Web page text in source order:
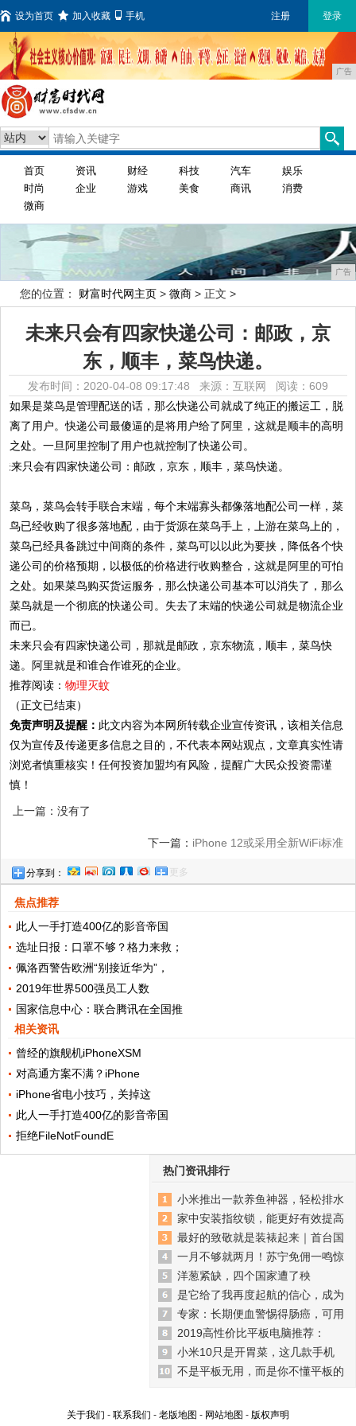
设为首页 加入收藏 手机 注册 登录
广告
首页 资讯 财经 科技 汽车
娱乐
时尚
企业 游戏 美食 商讯
消费
微商
广告
您的位置： 财富时代网主页 > 微商 > 正文 >
未来只会有四家快递公司：邮政，京
东，顺丰，菜鸟快递。
发布时间：2020-04-08 09:17:48 来源：互联网 阅读：609
如果是菜鸟是管理配送的话，那么快递公司就成了纯正的搬运工，脱
离了用户。快递公司最傻逼的是将用户给了阿里，这就是顺丰的高明
之处。一旦阿里控制了用户也就控制了快递公司。
菜鸟，菜鸟会转手联合末端，每个末端寡头都像落地配公司一样，菜
鸟已经收购了很多落地配，由于货源在菜鸟手上，上游在菜鸟上的，
菜鸟已经具备跳过中间商的条件，菜鸟可以以此为要挟，降低各个快
递公司的价格预期，以极低的价格进行收购整合，这就是阿里的可怕
之处。如果菜鸟购买货运服务，那么快递公司基本可以消失了，那么
菜鸟就是一个彻底的快递公司。失去了末端的快递公司就是物流企业
而已。
未来只会有四家快递公司，那就是邮政，京东物流，顺丰，菜鸟快
递。阿里就是和谁合作谁死的企业。
推荐阅读：物理灭蚊
（正文已结束）
免责声明及提醒： 此文内容为本网所转载企业宣传资讯，该相关信息
仅为宣传及传递更多信息之目的，不代表本网站观点，文章真实性请
浏览者慎重核实！任何投资加盟均有风险，提醒广大民众投资需谨
慎！
上一篇：没有了
下一篇： iPhone 12或采用全新WiFi标准
分享到： 更多
焦点推荐
此人一手打造400亿的影音帝国
选址日报：口罩不够？格力来救；
佩洛西警告欧洲“别接近华为”，
2019年世界500强员工人数
国家信息中心：联合腾讯在全国推
相关资讯
曾经的旗舰机iPhoneXSM
对高通方案不满？iPhone
iPhone省电小技巧，关掉这
此人一手打造400亿的影音帝国
拒绝FileNotFoundE
热门资讯排行
小米推出一款养鱼神器，轻松排水
家中安装指纹锁，能更好有效提高
最好的致敬就是装裱起来｜首台国
一月不够就两月！苏宁免佣一鸣惊
洋葱紧缺，四个国家遭了秧
是它给了我再度起航的信心，成为
专家：长期便血警惕得肠癌，可用
2019高性价比平板电脑推荐：
小米10只是开胃菜，这几款手机
不是平板无用，而是你不懂平板的
关于我们 - 联系我们 - 老版地图 - 网站地图 - 版权声明